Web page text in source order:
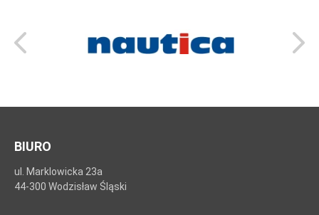
BIURO
ul. Marklowicka 23a
44-300 Wodzisław Śląski